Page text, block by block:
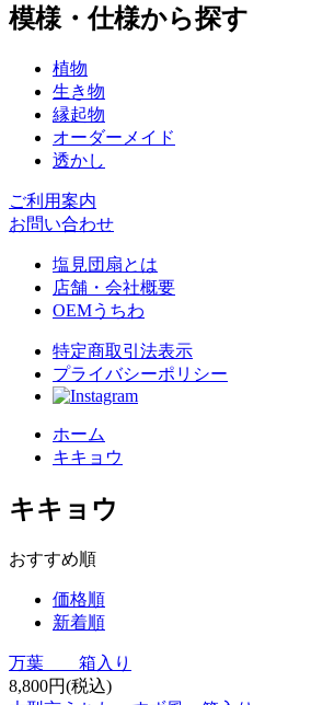
模様・仕様から探す
植物
生き物
縁起物
オーダーメイド
透かし
ご利用案内
お問い合わせ
塩見団扇とは
店舗・会社概要
OEMうちわ
特定商取引法表示
プライバシーポリシー
ホーム
キキョウ
キキョウ
おすすめ順
価格順
新着順
万葉 箱入り
8,800円(税込)